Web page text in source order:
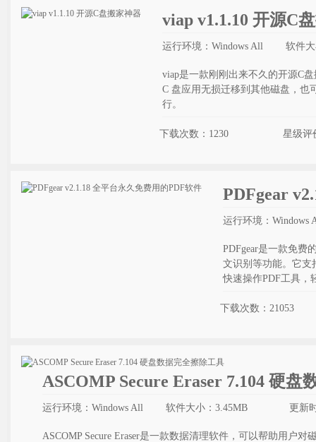
viap v1.1.10 开源C
运行环境：Windows All 软件
viap是一款刚刚出来不久的开源C
C 盘应用无损迁移到其他磁盘，也
行。
下载次数：1230 星级评
PDFgear
运行环境：Windows
PDFgear是一款免费
文识别等功能。它支
快速操作PDF工具，
下载次数：21053
ASCOMP Secure Eraser 7.104 硬盘
运行环境：Windows All 软件大小：3.45MB 更新
ASCOMP Secure Eraser是一款数据清理软件，可以帮助用户